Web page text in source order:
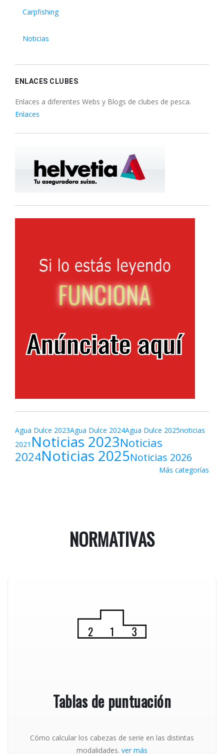
Carpfishing
Noticias
ENLACES CLUBES
Enlaces a diferentes Webs y Blogs de clubes de pesca.
Enlaces
Agua Dulce 2023Agua Dulce 2024Agua Dulce 2025noticias
2021 Noticias 2023Noticias
2024Noticias 2025Noticias 2026
Más categorías
NORMATIVAS
Tablas de puntuación
Cómo calcular los cabezas de serie en las distintas
modalidades. ver más